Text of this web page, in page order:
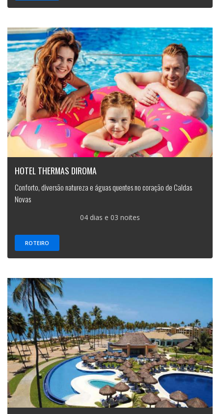
HOTEL THERMAS DIROMA
Conforto, diversão natureza e águas quentes no coração de Caldas
Novas
04 dias e 03 noites
ROTEIRO